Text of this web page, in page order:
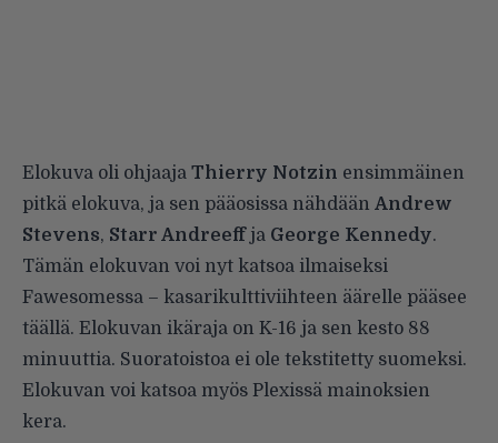
Elokuva oli ohjaaja Thierry Notzin ensimmäinen
pitkä elokuva, ja sen pääosissa nähdään Andrew
Stevens, Starr Andreeff ja George Kennedy.
Tämän elokuvan voi nyt katsoa ilmaiseksi
Fawesomessa – kasarikulttiviihteen äärelle pääsee
täällä. Elokuvan ikäraja on K-16 ja sen kesto 88
minuuttia. Suoratoistoa ei ole tekstitetty suomeksi.
Elokuvan voi katsoa myös Plexissä mainoksien
kera.